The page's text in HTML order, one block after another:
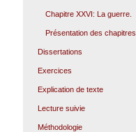
Chapitre XXVI: La guerre.
Présentation des chapitres
Dissertations
Exercices
Explication de texte
Lecture suivie
Méthodologie